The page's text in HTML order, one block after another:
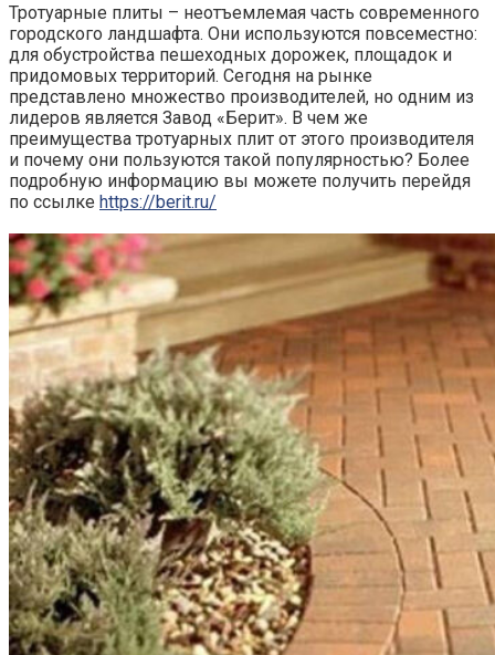
Тротуарные плиты – неотъемлемая часть современного
городского ландшафта. Они используются повсеместно:
для обустройства пешеходных дорожек, площадок и
придомовых территорий. Сегодня на рынке
представлено множество производителей, но одним из
лидеров является Завод «Берит». В чем же
преимущества тротуарных плит от этого производителя
и почему они пользуются такой популярностью? Более
подробную информацию вы можете получить перейдя
по ссылке https://berit.ru/